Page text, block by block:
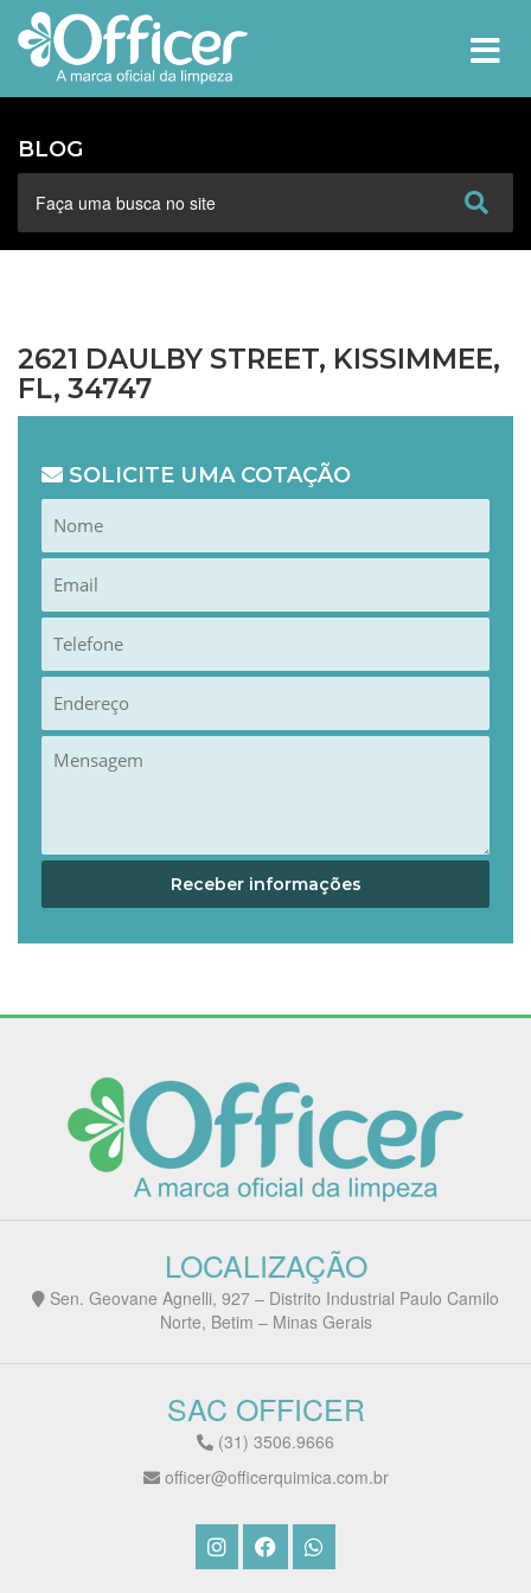
BLOG
2621 DAULBY STREET, KISSIMMEE,
FL, 34747
SOLICITE UMA COTAÇÃO
LOCALIZAÇÃO
Sen. Geovane Agnelli, 927 – Distrito Industrial Paulo Camilo
Norte, Betim – Minas Gerais
SAC OFFICER
(31) 3506.9666
officer@officerquimica.com.br